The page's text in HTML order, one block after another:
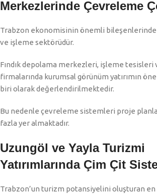
Merkezlerinde Çevreleme
Trabzon ekonomisinin önemli
ve işleme sektörüdür.
Fındık depolama merkezleri, işleme tesisleri
firmalarında kurumsal görünüm yatırımın
biri olarak değerlendirilmektedir.
Bu nedenle çevreleme sistemleri proje
fazla yer almaktadır.
Uzungöl ve Yayla Turizmi
Yatırımlarında Çim Çit
Trabzon’un turizm potansiyelini oluşturan